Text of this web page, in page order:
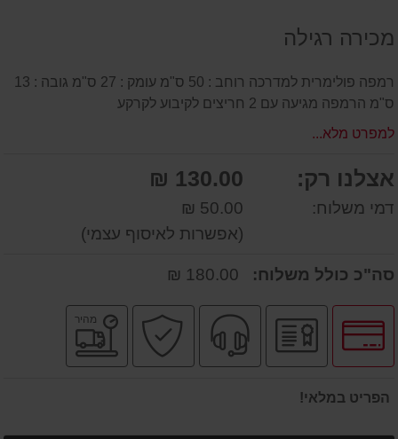
מכירה רגילה
רמפה פולימרית למדרכה רוחב : 50 ס"מ עומק : 27 ס"מ גובה : 13
ס"מ הרמפה מגיעה עם 2 חריצים לקיבוע לקרקע
למפרט מלא...
אצלנו רק: 130.00 ₪
דמי משלוח:
50.00 ₪
(אפשרות לאיסוף עצמי)
סה"כ כולל משלוח:
לחץ
לאפשרויות
תשלומים
יבואן
רשמי
שירות
מקצועי
קניה
בטוחה
מהיר
הפריט במלאי!